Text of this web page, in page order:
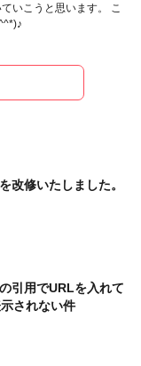
いこうと思います。 こ
改修いたしました。
引用でURLを入れて
されない件